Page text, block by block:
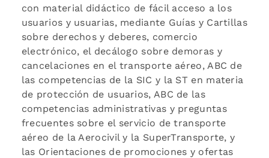
con material didáctico de fácil acceso a los
usuarios y usuarias, mediante Guías y Cartillas
sobre derechos y deberes, comercio
electrónico, el decálogo sobre demoras y
cancelaciones en el transporte aéreo, ABC de
las competencias de la SIC y la ST en materia
de protección de usuarios, ABC de las
competencias administrativas y preguntas
frecuentes sobre el servicio de transporte
aéreo de la Aerocivil y la SuperTransporte, y
las Orientaciones de promociones y ofertas